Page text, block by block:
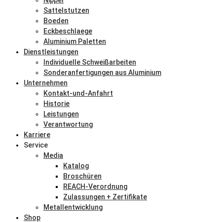
Sattelstutzen
Boeden
Eckbeschlaege
Aluminium Paletten
Dienstleistungen
Individuelle Schweißarbeiten
Sonderanfertigungen aus Aluminium
Unternehmen
Kontakt-und-Anfahrt
Historie
Leistungen
Verantwortung
Karriere
Service
Media
Katalog
Broschüren
REACH-Verordnung
Zulassungen + Zertifikate
Metallentwicklung
Shop